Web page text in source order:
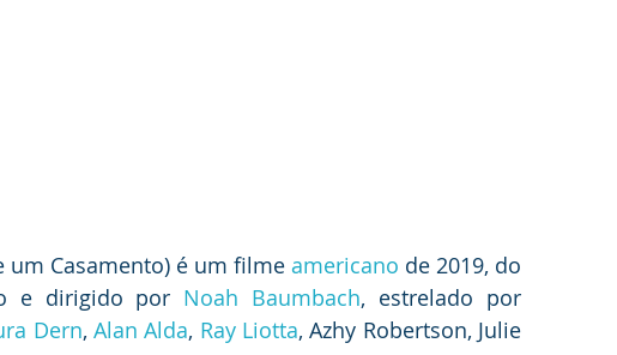
um Casamento) é um filme americano de 2019, do
e dirigido por Noah Baumbach
Dern, Alan Alda, Ray Liotta, Azhy Robertson, Julie